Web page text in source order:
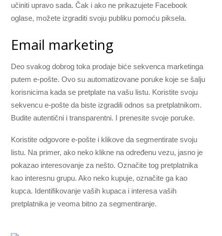
učiniti upravo sada. Čak i ako ne prikazujete Facebook
oglase, možete izgraditi svoju publiku pomoću piksela.
Email marketing
Deo svakog dobrog toka prodaje biće sekvenca marketinga
putem e-pošte. Ovo su automatizovane poruke koje se šalju
korisnicima kada se pretplate na vašu listu. Koristite svoju
sekvencu e-pošte da biste izgradili odnos sa pretplatnikom.
Budite autentični i transparentni. I prenesite svoje poruke.
Koristite odgovore e-pošte i klikove da segmentirate svoju
listu. Na primer, ako neko klikne na određenu vezu, jasno je
pokazao interesovanje za nešto. Označite tog pretplatnika
kao interesnu grupu. Ako neko kupuje, označite ga kao
kupca. Identifikovanje vaših kupaca i interesa vaših
pretplatnika je veoma bitno za segmentiranje.